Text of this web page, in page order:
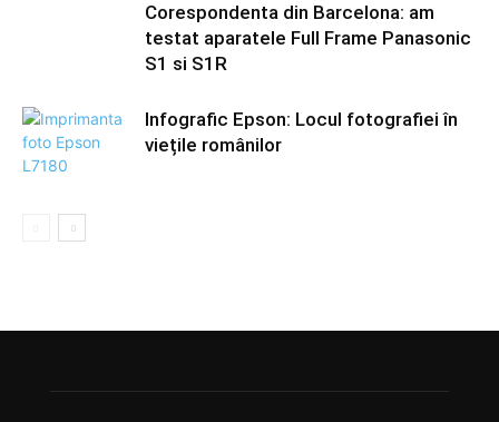
Corespondenta din Barcelona: am
testat aparatele Full Frame Panasonic
S1 si S1R
Infografic Epson: Locul fotografiei în
viețile românilor